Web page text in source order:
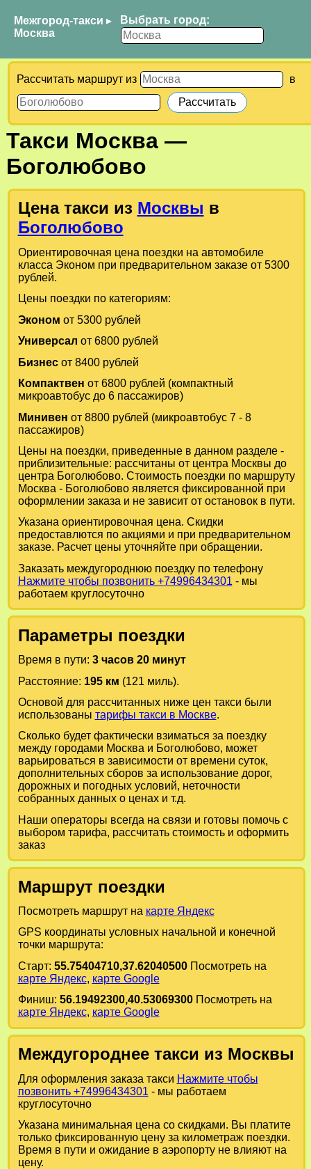
Межгород-такси ▸
Москва
Выбрать город:
Рассчитать маршрут из в
Такси Москва—
Боголюбово
Цена такси из Москвы в
Боголюбово
Ориентировочная цена поездки на автомобиле
класса Эконом при предварительном заказе от 5300
рублей.
Цены поездки по категориям:
Эконом от 5300 рублей
Универсал от 6800 рублей
Бизнесот 8400 рублей
Компактвен от 6800 рублей (компактный
микроавтобус до 6 пассажиров)
Минивен от 8800 рублей (микроавтобус 7 - 8
пассажиров)
Цены на поездки, приведенные в данном разделе -
приблизительные: рассчитаны от центра Москвы до
центра Боголюбово. Стоимость поездки по маршруту
Москва - Боголюбово является фиксированной при
оформлении заказа и не зависит от остановок в пути.
Указана ориентировочная цена. Скидки
предоставлются по акциями и при предварительном
заказе. Расчет цены уточняйте при обращении.
Заказать междугороднюю поездку по телефону
Нажмите чтобы позвонить +74996434301 - мы
работаем круглосуточно
Параметры поездки
Время в пути: 3 часов 20 минут
Расстояние: 195 км (121 миль).
Основой для рассчитанных ниже цен такси были
использованы тарифы такси в Москве.
Сколько будет фактически взиматься за поездку
между городами Москваи Боголюбово, может
варьироваться в зависимости от времени суток,
дополнительных сборов за использование дорог,
дорожных и погодных условий, неточности
собранных данных о ценах и т.д.
Наши операторы всегда на связи и готовы помочь с
выбором тарифа, рассчитать стоимость и оформить
заказ
Маршрут поездки
Посмотреть маршрут на карте Яндекс
GPS координаты условных начальной и конечной
точки маршрута:
Старт: 55.75404710,37.62040500Посмотреть на
карте Яндекс, карте Google
Финиш: 56.19492300,40.53069300Посмотреть на
карте Яндекс, карте Google
Междугороднее такси из Москвы
Для оформления заказа такси Нажмите чтобы
позвонить +74996434301 - мы работаем
круглосуточно
Указана минимальная цена со скидками. Вы платите
только фиксированную цену за километраж поездки.
Время в пути и ожидание в аэропорту не влияют на
цену.